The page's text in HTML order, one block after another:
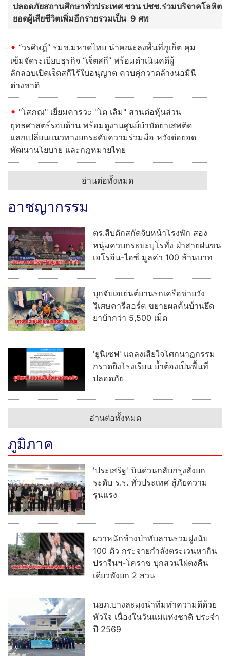
ปลอดภัยสถานศึกษาทั่วประเทศ ชวน ปชช.ร่วมบริจาคโลหิต
ยอดผู้เสียชีวิตเพิ่มอีกรายรวมเป็น 9 ศพ
“วรศิษฎ์” รมช.มหาดไทย นำคณะลงพื้นที่ภูเก็ต คุม
เข้มจัดระเบียบธุรกิจ “เจ็ตสกี” พร้อมดำเนินคดีผู้
ลักลอบเปิดเจ็ตสกีไร้ใบอนุญาต ควบคู่กวาดล้างนอมินี
ต่างชาติ
"โสภณ" เยี่ยมคารวะ "โต เลิม" สานต่อหุ้นส่วน
ยุทธศาสตร์รอบด้าน พร้อมดูงานศูนย์บำบัดยาเสพติด
แลกเปลี่ยนแนวทางยกระดับความร่วมมือ หวังต่อยอด
พัฒนานโยบาย และกฎหมายไทย
อ่านต่อทั้งหมด
อาชญากรรม
ตร.สืบดักสกัดจับหน้าโรงพัก สอง
หนุ่มควบกระบะบุโรทั่ง ฝ่าสายฝนขน
เฮโรอีน-ไอซ์ มูลค่า 100 ล้านบาท
บุกจับเอเย่นต์ยานรกเครือข่ายวัง
วิเศษคารีสอร์ต ขยายผลค้นบ้านยึด
ยาบ้ากว่า 5,500 เม็ด
'ยูนิเซฟ' แถลงเสียใจโศกนาฏกรรม
กราดยิงโรงเรียน ย้ำต้องเป็นพื้นที่
ปลอดภัย
อ่านต่อทั้งหมด
ภูมิภาค
'ประเสริฐ' บินด่วนกลับกรุงสั่งยก
ระดับ ร.ร. ทั่วประเทศ สู้ภัยความ
รุนแรง
ผวาหนักช้างป่าทับลานรวมฝูงนับ
100 ตัว กระจายกำลังตระเวนหากิน
ปราจีนฯ-โคราช บุกสวนไผ่ตงคืน
เดียวพังยก 2 สวน
นอภ.บางละมุงนำทีมทำความดีด้วย
หัวใจ เนื่องในวันแม่แห่งชาติ ประจำ
ปี 2569